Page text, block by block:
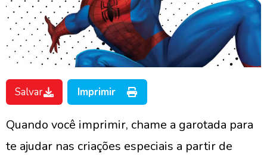
Salvar Imprimir
Quando você imprimir, chame a garotada para
te ajudar nas criações especiais a partir de